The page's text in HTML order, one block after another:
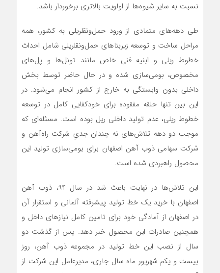
نسبت به سایر شیوه‌ها از اولویت بالاتری برخوردار باشد.
طی دهه‌های متمادی از ورود حمل‌ونقلریلی به کشور، همه
مراحل ساخت و توسعه زیربناهای حمل‌ونقلریلی شامل احداث
خطوط ریلی و ابنیه فنی خاص مانند تونل‌ها و پل‌های
مخصوص، بومی‌سازی شده و در حال حاضر توسط بخش
داخلی بدون وابستگی به خارج از کشور انجام می‌شود. در
این بین تنها حلقه مفقوده برای خودکفایی کامل در توسعه
خطوط ریلی، عدم تولید داخلی ریل بوده است. مسئله‌ای که
موجب دو دهه تلاش‌های نه چندان جدیِ شرکت راه‌آهن و
شرکت سهامی ذوب آهن اصفهان برای بومی‌سازی تولید این
محصول راهبردی شده است.
این تلاش‌ها در نهایت باعث شد در سال 94، ذوب آهن
اصفهان با خرید یک خط تولید پیشرفته آلمانی و استقرار آن
در اصفهان از آمادگی خود برای تامین کامل نیازهای داخل و
همچنین صادرات این محصول خبر دهد. پس از گذشت دو
سال از نصب این خط تولید در مجموعه ذوب آهن، روز
بیست و یکم شهریور ماه سال جاری، مدیرعامل این شرکت از